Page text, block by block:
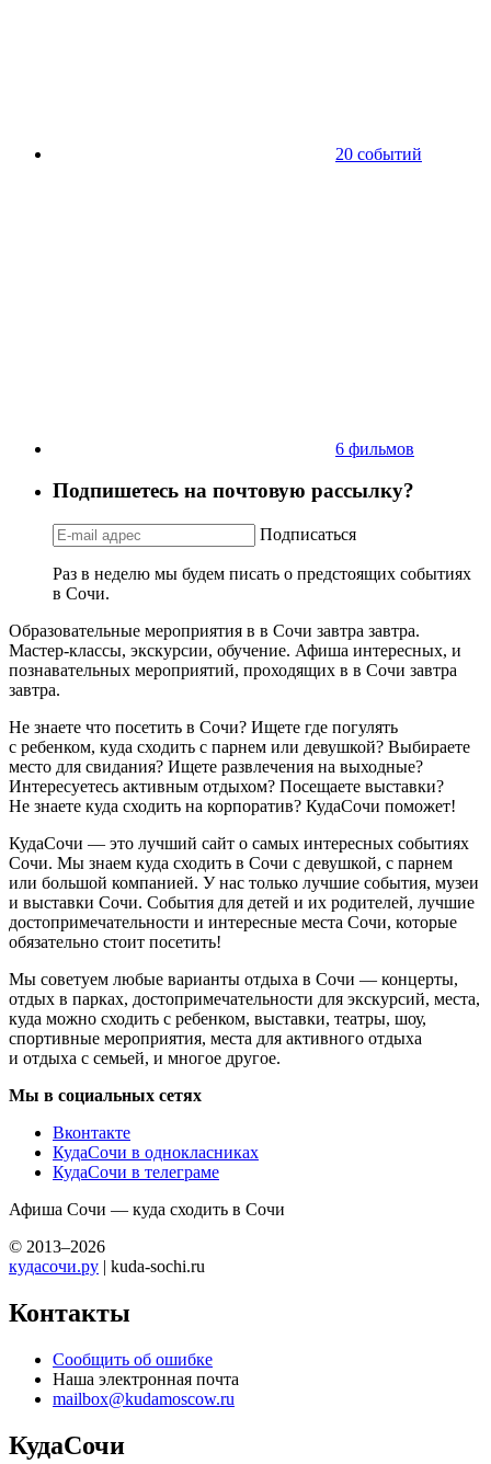
20 событий
6 фильмов
Подпишетесь на почтовую рассылку?
Подписаться
Раз в неделю мы будем писать о предстоящих событиях
в Сочи.
Образовательные мероприятия в в Сочи завтра завтра.
Мастер-классы, экскурсии, обучение. Афиша интересных, и
познавательных мероприятий, проходящих в в Сочи завтра
завтра.
Не знаете что посетить в Сочи? Ищете где погулять
с ребенком, куда сходить с парнем или девушкой? Выбираете
место для свидания? Ищете развлечения на выходные?
Интересуетесь активным отдыхом? Посещаете выставки?
Не знаете куда сходить на корпоратив? КудаСочи поможет!
КудаСочи — это лучший сайт о самых интересных событиях
Сочи. Мы знаем куда сходить в Сочи с девушкой, с парнем
или большой компанией. У нас только лучшие события, музеи
и выставки Сочи. События для детей и их родителей, лучшие
достопримечательности и интересные места Сочи, которые
обязательно стоит посетить!
Мы советуем любые варианты отдыха в Сочи — концерты,
отдых в парках, достопримечательности для экскурсий, места,
куда можно сходить с ребенком, выставки, театры, шоу,
спортивные мероприятия, места для активного отдыха
и отдыха с семьей, и многое другое.
Мы в социальных сетях
Вконтакте
КудаСочи в однокласниках
КудаСочи в телеграме
Афиша Сочи — куда сходить в Сочи
© 2013–2026
кудасочи.ру | kuda-sochi.ru
Контакты
Сообщить об ошибке
Наша электронная почта
mailbox@kudamoscow.ru
КудаСочи